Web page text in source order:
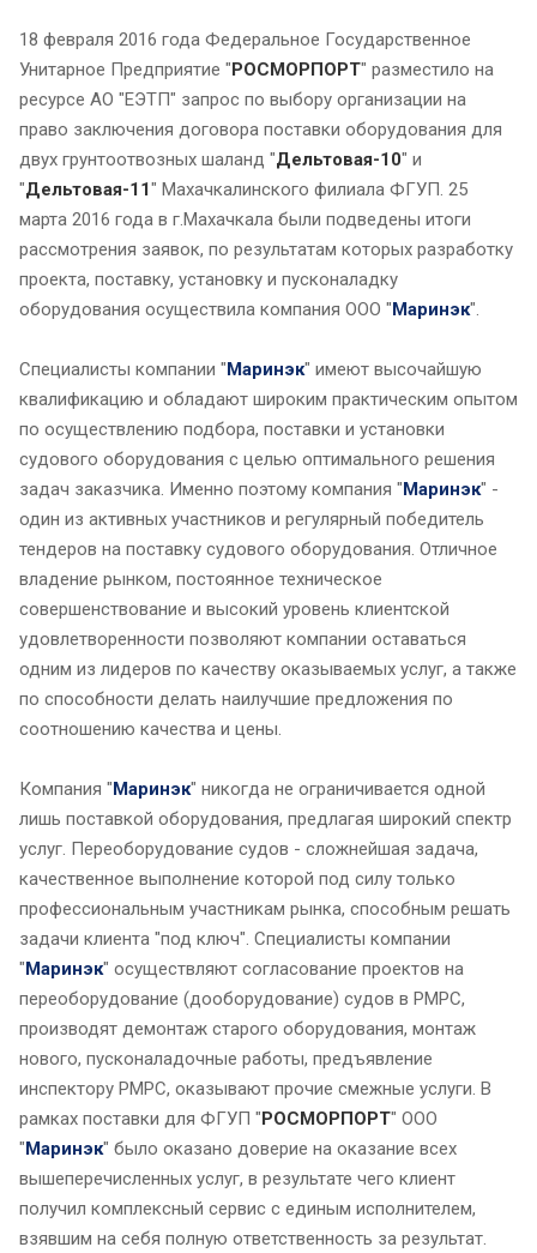
18 февраля 2016 года Федеральное Государственное
Унитарное Предприятие "РОСМОРПОРТ" разместило на
ресурсе АО "ЕЭТП" запрос по выбору организации на
право заключения договора поставки оборудования для
двух грунтоотвозных шаланд "Дельтовая-10" и
"Дельтовая-11" Махачкалинского филиала ФГУП. 25
марта 2016 года в г.Махачкала были подведены итоги
рассмотрения заявок, по результатам которых разработку
проекта, поставку, установку и пусконаладку
оборудования осуществила компания ООО "Маринэк".
Специалисты компании "Маринэк" имеют высочайшую
квалификацию и обладают широким практическим опытом
по осуществлению подбора, поставки и установки
судового оборудования с целью оптимального решения
задач заказчика. Именно поэтому компания "Маринэк" -
один из активных участников и регулярный победитель
тендеров на поставку судового оборудования. Отличное
владение рынком, постоянное техническое
совершенствование и высокий уровень клиентской
удовлетворенности позволяют компании оставаться
одним из лидеров по качеству оказываемых услуг, а также
по способности делать наилучшие предложения по
соотношению качества и цены.
Компания "Маринэк" никогда не ограничивается одной
лишь поставкой оборудования, предлагая широкий спектр
услуг. Переоборудование судов - сложнейшая задача,
качественное выполнение которой под силу только
профессиональным участникам рынка, способным решать
задачи клиента "под ключ". Специалисты компании
"Маринэк" осуществляют согласование проектов на
переоборудование (дооборудование) судов в РМРС,
производят демонтаж старого оборудования, монтаж
нового, пусконаладочные работы, предъявление
инспектору РМРС, оказывают прочие смежные услуги. В
рамках поставки для ФГУП "РОСМОРПОРТ" ООО
"Маринэк" было оказано доверие на оказание всех
вышеперечисленных услуг, в результате чего клиент
получил комплексный сервис с единым исполнителем,
взявшим на себя полную ответственность за результат.